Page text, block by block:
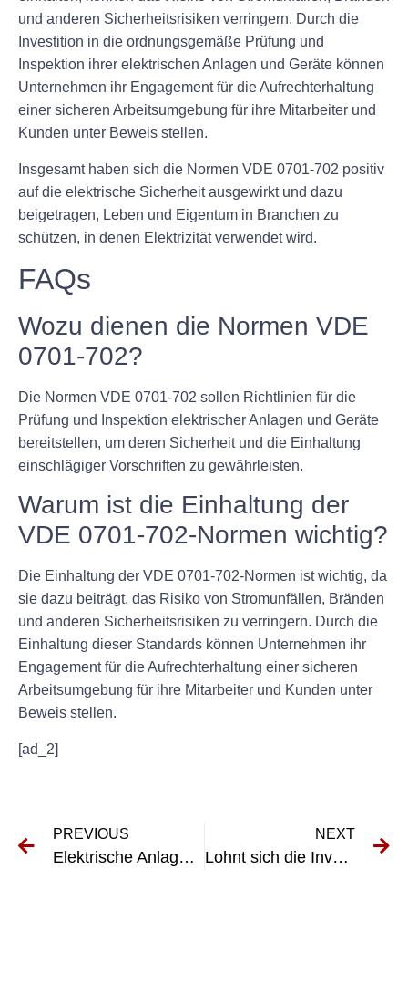
und anderen Sicherheitsrisiken verringern. Durch die
Investition in die ordnungsgemäße Prüfung und
Inspektion ihrer elektrischen Anlagen und Geräte können
Unternehmen ihr Engagement für die Aufrechterhaltung
einer sicheren Arbeitsumgebung für ihre Mitarbeiter und
Kunden unter Beweis stellen.
Insgesamt haben sich die Normen VDE 0701-702 positiv
auf die elektrische Sicherheit ausgewirkt und dazu
beigetragen, Leben und Eigentum in Branchen zu
schützen, in denen Elektrizität verwendet wird.
FAQs
Wozu dienen die Normen VDE
0701-702?
Die Normen VDE 0701-702 sollen Richtlinien für die
Prüfung und Inspektion elektrischer Anlagen und Geräte
bereitstellen, um deren Sicherheit und die Einhaltung
einschlägiger Vorschriften zu gewährleisten.
Warum ist die Einhaltung der
VDE 0701-702-Normen wichtig?
Die Einhaltung der VDE 0701-702-Normen ist wichtig, da
sie dazu beiträgt, das Risiko von Stromunfällen, Bränden
und anderen Sicherheitsrisiken zu verringern. Durch die
Einhaltung dieser Standards können Unternehmen ihr
Engagement für die Aufrechterhaltung einer sicheren
Arbeitsumgebung für ihre Mitarbeiter und Kunden unter
Beweis stellen.
[ad_2]
PREVIOUS
Elektrische Anlagen sicher und effektiv prüfen: Expertentipps und Empfehlungen
NEXT
Lohnt sich die Investition in einen UVV-Gabelhubwagen für Ihr Unternehmen?